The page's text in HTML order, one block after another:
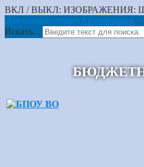
ВКЛ / ВЫКЛ: ИЗОБРАЖЕНИЯ:
Для слабовидящихАвторизация
Искать...